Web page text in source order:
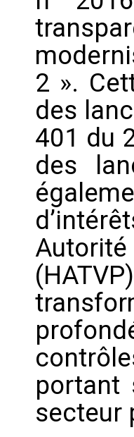
2 ».
des
401 du
des
portant
secteur